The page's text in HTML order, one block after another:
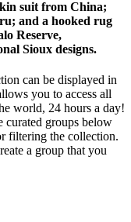
suit from China;
and a hooked rug
Reserve,
Sioux designs.
can be displayed in
you to access all
world, 24 hours a day!
curated groups below
filtering the collection.
a group that you